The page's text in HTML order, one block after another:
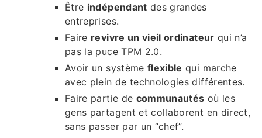
Être indépendant des grandes
entreprises.
Faire revivre un vieil ordinateur qui n’a
pas la puce TPM 2.0.
Avoir un système flexible qui marche
avec plein de technologies différentes.
Faire partie de communautés où les
gens partagent et collaborent en direct,
sans passer par un “chef”.